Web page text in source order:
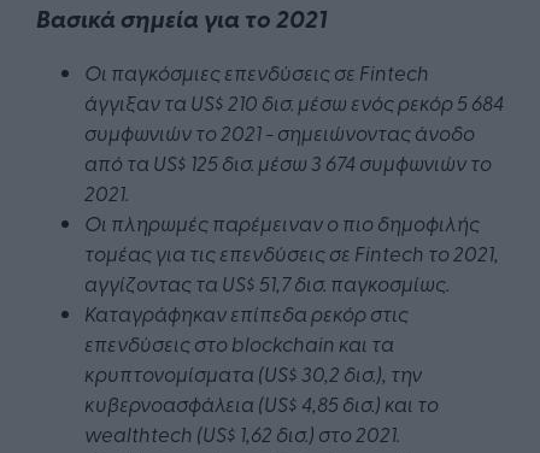
Βασικά σημεία για το 2021
Οι παγκόσμιες επενδύσεις σε Fintech
άγγιξαν τα US$ 210 δισ. μέσω ενός ρεκόρ 5 684
συμφωνιών το 2021 - σημειώνοντας άνοδο
από τα US$ 125 δισ. μέσω 3 674 συμφωνιών το
2021.
Οι πληρωμές παρέμειναν ο πιο δημοφιλής
τομέας για τις επενδύσεις σε Fintech το 2021,
αγγίζοντας τα US$ 51,7 δισ. παγκοσμίως.
Καταγράφηκαν επίπεδα ρεκόρ στις
επενδύσεις στο blockchain και τα
κρυπτονομίσματα (US$ 30,2 δισ.), την
κυβερνοασφάλεια (US$ 4,85 δισ.) και το
wealthtech (US$ 1,62 δισ.) στο 2021.